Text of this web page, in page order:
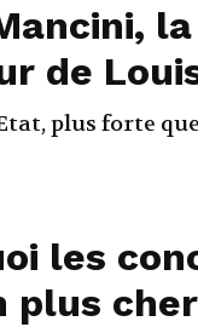
de
plus forte
les
plus